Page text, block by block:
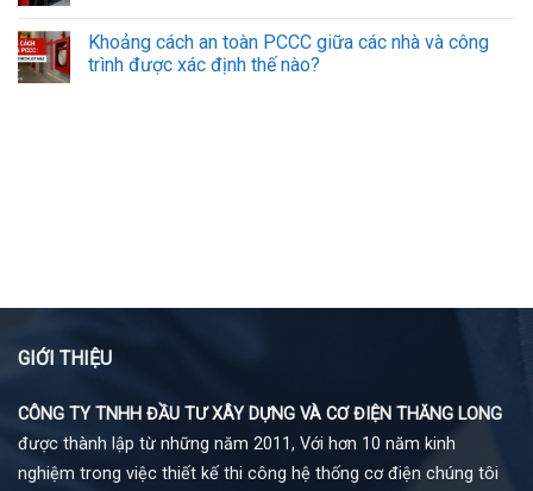
Khoảng cách an toàn PCCC giữa các nhà và công
trình được xác định thế nào?
GIỚI THIỆU
CÔNG TY TNHH ĐẦU TƯ XÂY DỰNG VÀ CƠ ĐIỆN THĂNG LONG
được thành lập từ những năm 2011, Với hơn 10 năm kinh
nghiệm trong việc thiết kế thi công hệ thống cơ điện chúng tôi